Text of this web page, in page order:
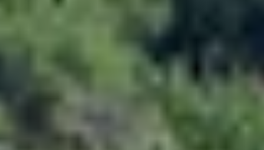
Destilerias de ron Martinica
Bodegas y cata de vinos Provenza
Bodegas y cata de vinos Savoie
Bodegas y cata de vinos Sudoeste Francia
Bodegas y cata de vinos Valle del Loira
Bodegas y cata de vinos Valle del Ródano